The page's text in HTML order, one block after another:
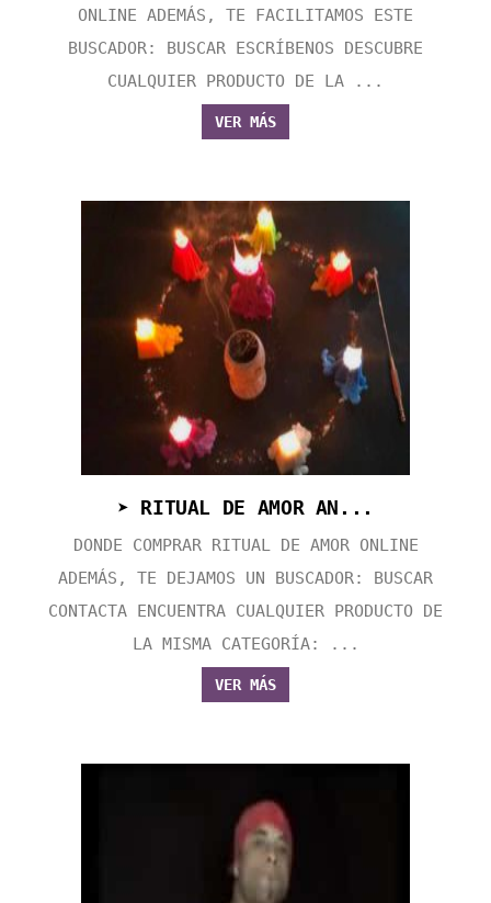
ONLINE ADEMÁS, TE FACILITAMOS ESTE
BUSCADOR: BUSCAR ESCRÍBENOS DESCUBRE
CUALQUIER PRODUCTO DE LA ...
VER MÁS
➤ RITUAL DE AMOR AN...
DONDE COMPRAR RITUAL DE AMOR ONLINE
ADEMÁS, TE DEJAMOS UN BUSCADOR: BUSCAR
CONTACTA ENCUENTRA CUALQUIER PRODUCTO DE
LA MISMA CATEGORÍA: ...
VER MÁS